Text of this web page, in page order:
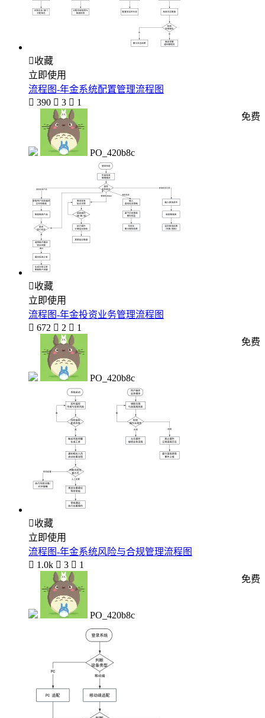
收藏
立即使用
流程图-年金系统配置管理流程图
 390  3  1
PO_420b8c
免费
收藏
立即使用
流程图-年金投资业务管理流程图
 672  2  1
PO_420b8c
免费
收藏
立即使用
流程图-年金系统风险与合规管理流程图
 1.0k  3  1
PO_420b8c
免费